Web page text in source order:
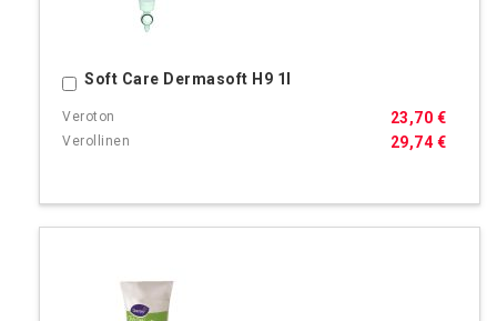
Soft Care Dermasoft H9 1l
29,74 €
23,70 €
Ostoskoriin